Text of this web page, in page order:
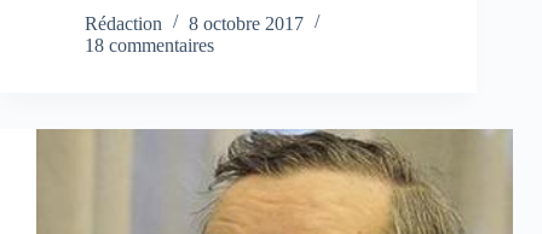
Rédaction
8 octobre 2017
18 commentaires